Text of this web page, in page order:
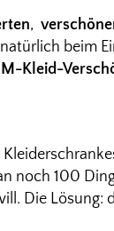
,
beim
Kleid-
noch 100
Die Lösung: